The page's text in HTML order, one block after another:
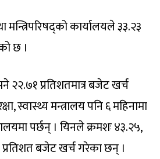
मन्त्रिपरिषद्को कार्यालयले ३३.२३
छ ।
२२.७१ प्रतिशतमात्र बजेट खर्च
स्वास्थ्य मन्त्रालय पनि ६ महिनामा
पर्छन् । यिनले क्रमशः ४३.२५,
बजेट खर्च गरेका छन् ।